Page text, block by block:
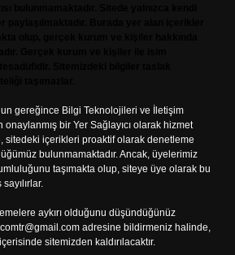
gereğince Bilgi Teknolojileri ve İletişim
onaylanmış bir Yer Sağlayıcı olarak hizmet
sitedeki içerikleri proaktif olarak denetleme
bulunmamaktadır. Ancak, üyelerimiz
taşımakta olup, siteye üye olarak bu
aykırı olduğunu düşündüğünüz
adresine bildirmeniz halinde,
sitemizden kaldırılacaktır.